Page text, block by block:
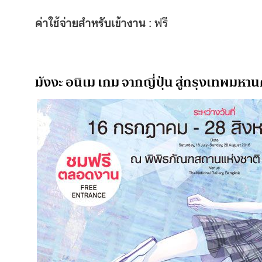
ค่าใช้จ่ายสำหรับเข้างาน : ฟรี
มังงะ อนิเม เกม จากญี่ปุ่น สู่กรุงเทพมหา